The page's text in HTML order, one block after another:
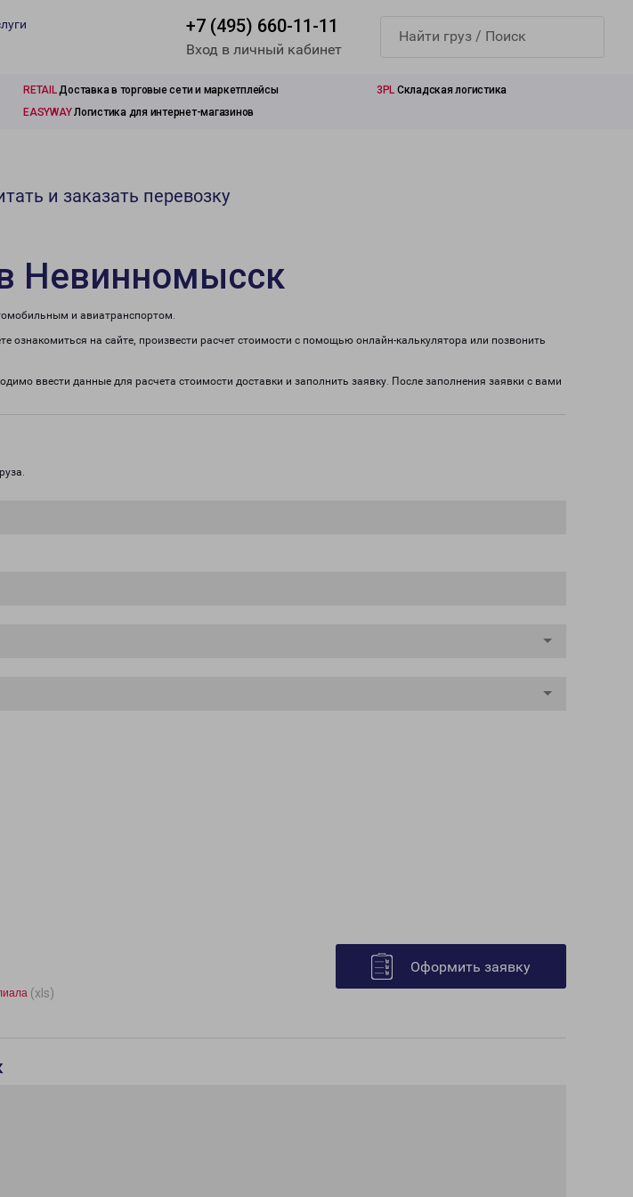
+7 (495) 660-11-11
Вход в личный кабинет
RETAILДоставка в торговые сети и маркетплейсы 3PL Складская логистика
EASYWAYЛогистика для интернет-магазинов
и заказать перевозку
Невинномысск
и авиатранспортом.
на сайте, произвести расчет стоимости с помощью онлайн-калькулятора или позвонить
ввести данные для расчета стоимости доставки и заполнить заявку. После заполнения заявки с вами
(xls)
Оформить заявку